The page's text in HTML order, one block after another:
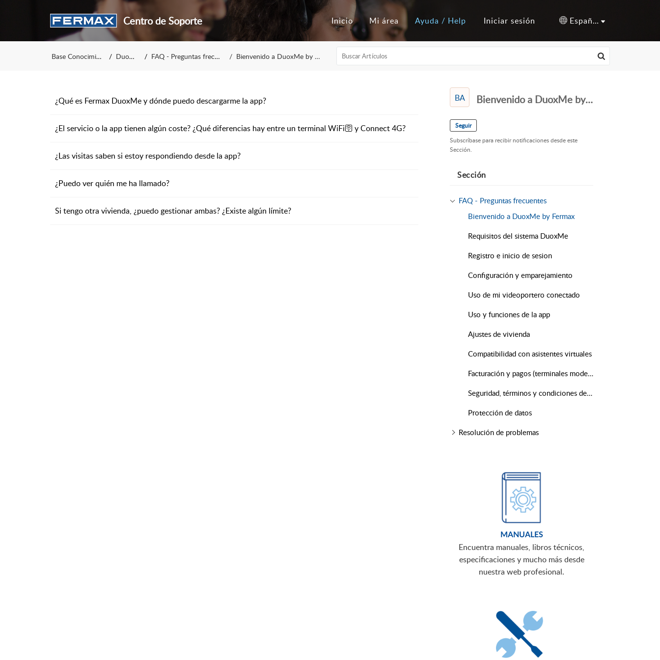
Centro de Soporte Inicio Mi área Ayuda / Help Iniciar sesión Español (España)
Base Conocimiento DuoxMe FAQ - Preguntas frecuentes Bienvenido a DuoxMe by Fermax
¿Qué es Fermax DuoxMe y dónde puedo descargarme la app?
¿El servicio o la app tienen algún coste? ¿Qué diferencias hay entre un terminal WiFi🛜 y Connect 4G?
¿Las visitas saben si estoy respondiendo desde la app?
¿Puedo ver quién me ha llamado?
Si tengo otra vivienda, ¿puedo gestionar ambas? ¿Existe algún límite?
BA Bienvenido a DuoxMe by Fermax
Seguir
Subscríbase para recibir notificaciones desde este
Sección.
Sección
FAQ - Preguntas frecuentes
Bienvenido a DuoxMe by Fermax
Requisitos del sistema DuoxMe
Registro e inicio de sesion
Configuración y emparejamiento
Uso de mi videoportero conectado
Uso y funciones de la app
Ajustes de vivienda
Compatibilidad con asistentes virtuales
Facturación y pagos (terminales modelo NO-WiFi)
Seguridad, términos y condiciones de uso
Protección de datos
Resolución de problemas
MANUALES
Encuentra manuales, libros técnicos,
especificaciones y mucho más desde
nuestra web profesional.